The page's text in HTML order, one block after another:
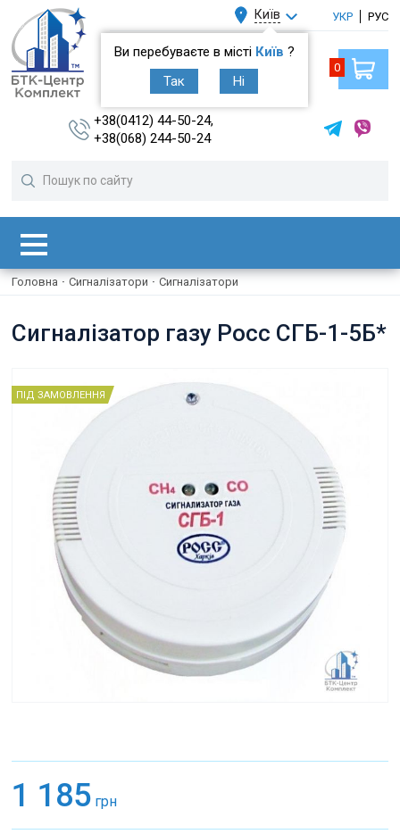
Київ
Ви перебуваєте в місті Київ ?
Так
Ні
УКР РУС
+38(0412) 44-50-24,
+38(068) 244-50-24
0
Головна · Сигналізатори · Сигналізатори
Сигналізатор газу Росс СГБ-1-5Б*
ПІД ЗАМОВЛЕННЯ
1 185 грн